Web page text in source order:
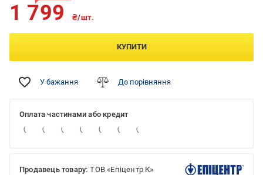
1 799 ₴/шт.
КУПИТИ
У бажання До порівняння
Оплата частинами або кредит
Продавець товару: ТОВ «Епіцентр К»